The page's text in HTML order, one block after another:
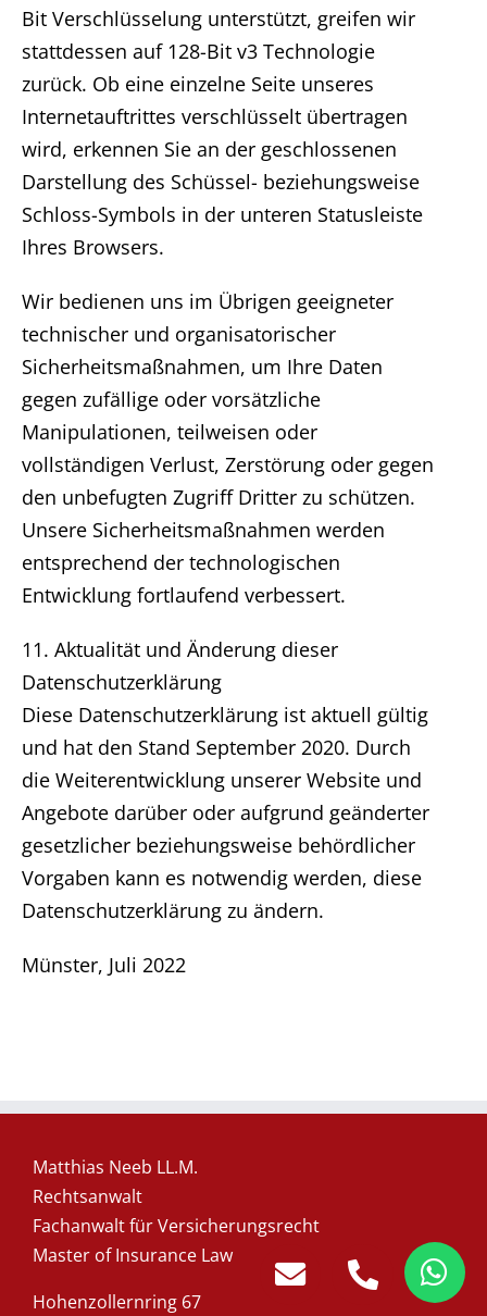
Bit Verschlüsselung unterstützt, greifen wir
stattdessen auf 128-Bit v3 Technologie
zurück. Ob eine einzelne Seite unseres
Internetauftrittes verschlüsselt übertragen
wird, erkennen Sie an der geschlossenen
Darstellung des Schüssel- beziehungsweise
Schloss-Symbols in der unteren Statusleiste
Ihres Browsers.
Wir bedienen uns im Übrigen geeigneter
technischer und organisatorischer
Sicherheitsmaßnahmen, um Ihre Daten
gegen zufällige oder vorsätzliche
Manipulationen, teilweisen oder
vollständigen Verlust, Zerstörung oder gegen
den unbefugten Zugriff Dritter zu schützen.
Unsere Sicherheitsmaßnahmen werden
entsprechend der technologischen
Entwicklung fortlaufend verbessert.
11. Aktualität und Änderung dieser
Datenschutzerklärung
Diese Datenschutzerklärung ist aktuell gültig
und hat den Stand September 2020. Durch
die Weiterentwicklung unserer Website und
Angebote darüber oder aufgrund geänderter
gesetzlicher beziehungsweise behördlicher
Vorgaben kann es notwendig werden, diese
Datenschutzerklärung zu ändern.
Münster, Juli 2022
Matthias Neeb LL.M.
Rechtsanwalt
Fachanwalt für Versicherungsrecht
Master of Insurance Law
Hohenzollernring 67